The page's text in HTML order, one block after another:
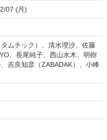
07 (月)
ムチック）、清水理沙、佐藤
、長尾純子、西山水木、明樹
吉良知彦（ZABADAK）、小峰